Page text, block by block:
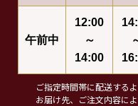
午前中
12:00
～
14:00
ご指定時間帯に配送する
お届け先、ご注文内容に